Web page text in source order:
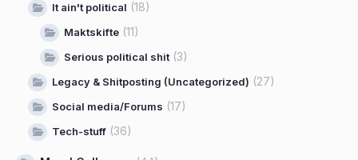
It ain't political (18)
Maktskifte (11)
Serious political shit (3)
Legacy & Shitposting (Uncategorized) (27)
Social media/Forums (17)
Tech-stuff (36)